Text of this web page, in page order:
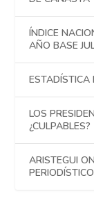
ÍNDICE
AÑO BASE
ESTADÍSTICA
LOS
¿CULPABLES?
ARISTEGUI